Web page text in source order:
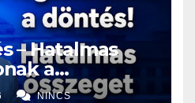
– Hatalmas
a
NINCS